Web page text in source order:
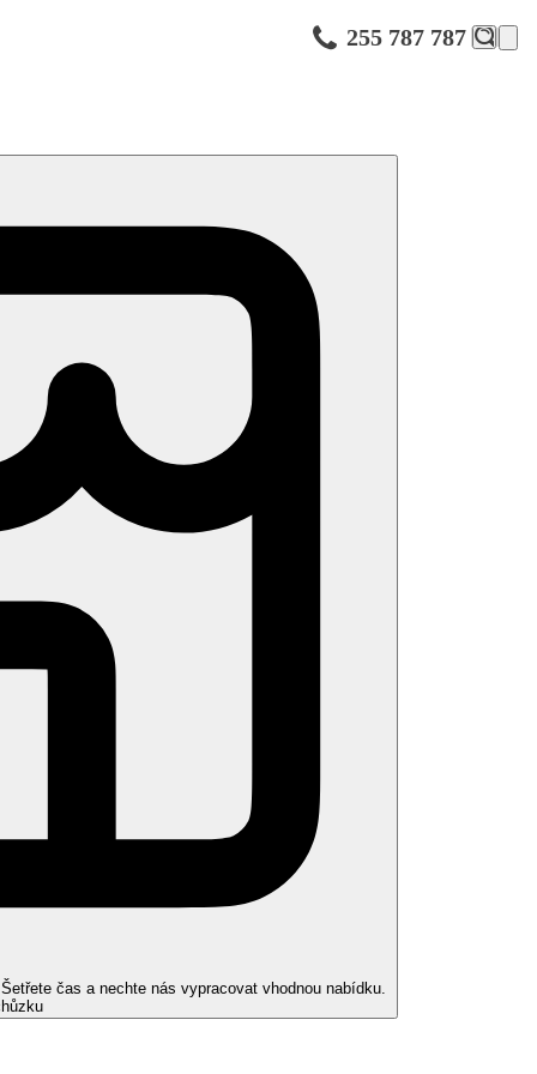
255 787 787
centrum, 3 venkovní bazény se sladkou vodou, teplotně regulované
(12–16 let).
(za poplatek), set pro přípravu čaje a kávy, koupelna/WC
přistýlku, druhé dítě sdílí postel s rodiči.
čas a nechte nás vypracovat vhodnou nabídku.